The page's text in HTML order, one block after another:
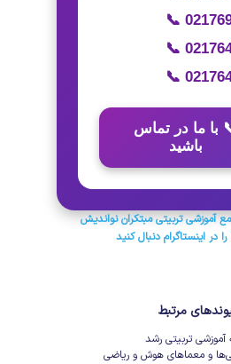
📞
📞
📞
با ما در تماس
باشید
آموزشی تربیتی مبتکران نواندیش
را در اینستاگرام دنبال کنید
مرتبط
آموزشی تربیتی رشد
و معماهای هوش و ریاضی